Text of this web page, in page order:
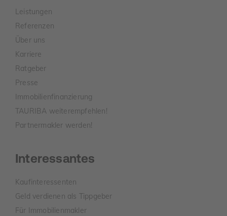
Leistungen
Referenzen
Über uns
Karriere
Ratgeber
Presse
Immobilienfinanzierung
TAURIBA weiterempfehlen!
Partnermakler werden!
Interessantes
Kaufinteressenten
Geld verdienen als Tippgeber
Für Immobilienmakler